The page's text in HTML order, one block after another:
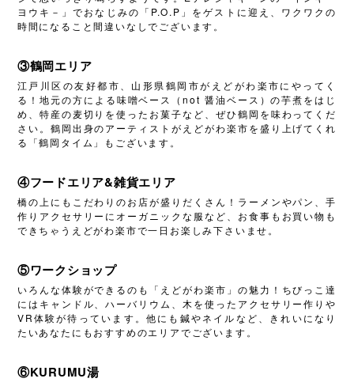
ヨウキ－」でおなじみの「P.O.P」をゲストに迎え、ワクワクの
時間になること間違いなしでございます。
③鶴岡エリア
江戸川区の友好都市、山形県鶴岡市がえどがわ楽市にやってく
る！地元の方による味噌ベース（not 醤油ベース）の芋煮をはじ
め、特産の麦切りを使ったお菓子など、ぜひ鶴岡を味わってくだ
さい。鶴岡出身のアーティストがえどがわ楽市を盛り上げてくれ
る「鶴岡タイム」もございます。
④フードエリア&雑貨エリア
橋の上にもこだわりのお店が盛りだくさん！ラーメンやパン、手
作りアクセサリーにオーガニックな服など、お食事もお買い物も
できちゃうえどがわ楽市で一日お楽しみ下さいませ。
⑤ワークショップ
いろんな体験ができるのも「えどがわ楽市」の魅力！ちびっこ達
にはキャンドル、ハーバリウム、木を使ったアクセサリー作りや
VR体験が待っています。他にも鍼やネイルなど、きれいになり
たいあなたにもおすすめのエリアでございます。
⑥KURUMU湯